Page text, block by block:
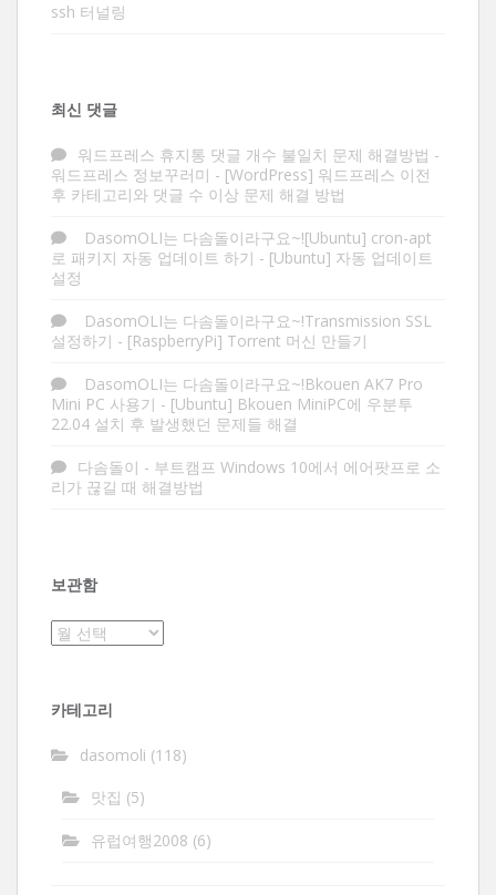
ssh 터널링
최신 댓글
워드프레스 휴지통 댓글 개수 불일치 문제 해결방법 -
워드프레스 정보꾸러미 - [WordPress] 워드프레스 이전
후 카테고리와 댓글 수 이상 문제 해결 방법
DasomOLI는 다솜돌이라구요~![Ubuntu] cron-apt
로 패키지 자동 업데이트 하기 - [Ubuntu] 자동 업데이트
설정
DasomOLI는 다솜돌이라구요~!Transmission SSL
설정하기 - [RaspberryPi] Torrent 머신 만들기
DasomOLI는 다솜돌이라구요~!Bkouen AK7 Pro
Mini PC 사용기 - [Ubuntu] Bkouen MiniPC에 우분투
22.04 설치 후 발생했던 문제들 해결
다솜돌이 - 부트캠프 Windows 10에서 에어팟프로 소
리가 끊길 때 해결방법
보관함
보
카테고리
dasomoli (118)
맛집 (5)
유럽여행2008 (6)